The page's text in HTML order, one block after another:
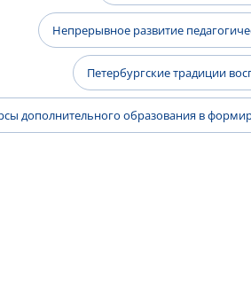
Непрерывное развитие
Петербургские традиции
дополнительного образования в